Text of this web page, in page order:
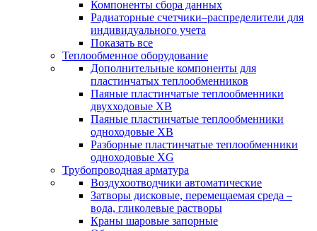
Компоненты сбора данных
Радиаторные счетчики–распределители для
индивидуального учета
Показать все
Теплообменное оборудование
Дополнительные компоненты для
пластинчатых теплообменников
Паяные пластинчатые теплообменники
двухходовые XB
Паяные пластинчатые теплообменники
одноходовые ХВ
Разборные пластинчатые теплообменники
одноходовые ХG
Трубопроводная арматура
Воздухоотводчики автоматические
Затворы дисковые, перемещаемая среда –
вода, гликолевые растворы
Краны шаровые запорные